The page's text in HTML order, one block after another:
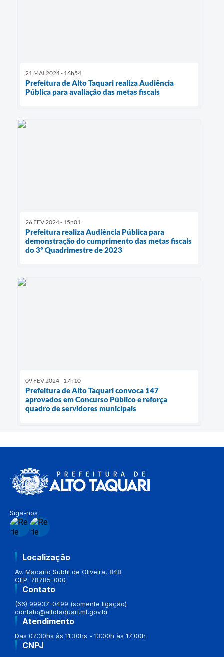
21 MAI 2024 - 16h54
Prefeitura de Alto Taquari realiza Audiência
Pública para avaliação das metas fiscais
26 FEV 2024 - 15h01
Prefeitura realiza Audiência Pública para
demonstração do cumprimento das metas fiscais
do 3º Quadrimestre de 2023
09 FEV 2024 - 17h10
Prefeitura de Alto Taquari convoca 147
aprovados em Concurso Público e reforça
quadro de servidores municipais
Siga-nos
Localização
Av. Macario Subtil de Oliveira, 848
CEP: 78785-000
Contato
(66) 99937-0499 (somente ligação)
contato@altotaquari.mt.gov.br
Atendimento
Das 07:30hs às 11:30hs - 13:00h às 17:00h
CNPJ